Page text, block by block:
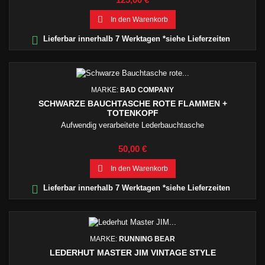
 In den Warenkorb
 Lieferbar innerhalb 7 Werktagen *siehe Lieferzeiten
MARKE: BAD COMPANY
SCHWARZE BAUCHTASCHE ROTE FLAMMEN +
TOTENKOPF
Aufwendig verarbeitete Lederbauchtasche
Preis
50,00 €
 In den Warenkorb
 Lieferbar innerhalb 7 Werktagen *siehe Lieferzeiten
MARKE: RUNNING BEAR
LEDERHUT MASTER JIM VINTAGE STYLE